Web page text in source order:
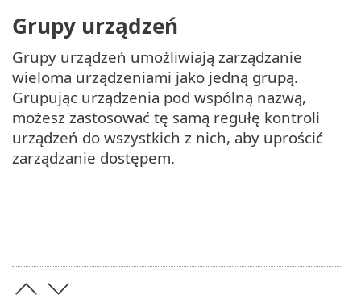
Grupy urządzeń
Grupy urządzeń umożliwiają zarządzanie
wieloma urządzeniami jako jedną grupą.
Grupując urządzenia pod wspólną nazwą,
możesz zastosować tę samą regułę kontroli
urządzeń do wszystkich z nich, aby uprościć
zarządzanie dostępem.